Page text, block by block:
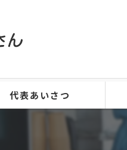
代表あいさつ